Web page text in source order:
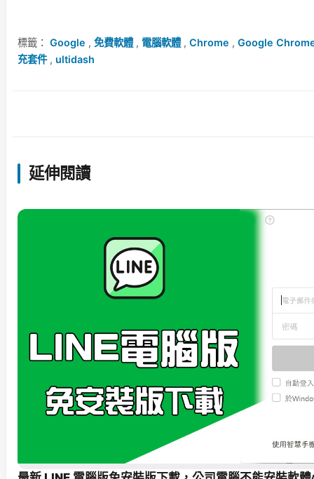
標籤： Google , 免費軟體, 電腦軟體, Chrome , Google
充套件, ultidash
延伸閱讀